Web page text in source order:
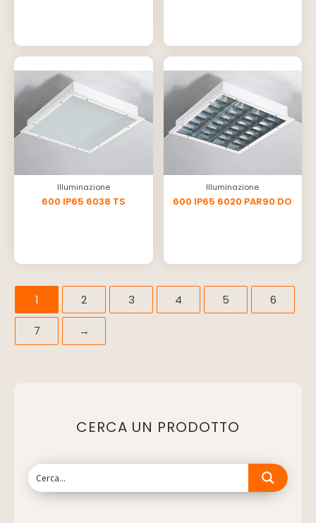
Illuminazione
600 IP65 6038 TS
Illuminazione
600 IP65 6020 PAR90 DO
1 2 3 4 5 6
7 →
CERCA UN PRODOTTO